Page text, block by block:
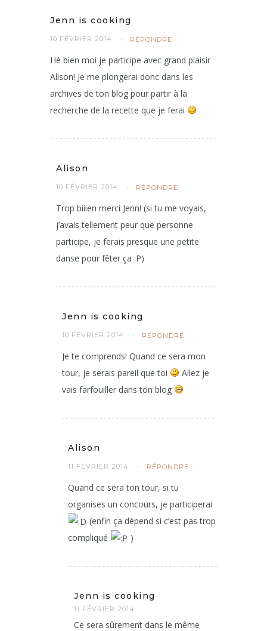
Jenn is cooking
10 FÉVRIER 2014 RÉPONDRE
Hé bien moi je participe avec grand plaisir
Alison! Je me plongerai donc dans les
archives de ton blog pour partir à la
recherche de la recette que je ferai
Alison
10 FÉVRIER 2014 RÉPONDRE
Trop biiien merci Jenn! (si tu me voyais,
j’avais tellement peur que personne
participe, je ferais presque une petite
danse pour fêter ça :P)
Jenn is cooking
10 FÉVRIER 2014 RÉPONDRE
Je te comprends! Quand ce sera mon
tour, je serais pareil que toi
Allez je
vais farfouiller dans ton blog
Alison
11 FÉVRIER 2014 RÉPONDRE
Quand ce sera ton tour, si tu
organises un concours, je participerai
(enfin ça dépend si c’est pas trop
compliqué
)
Jenn is cooking
11 FÉVRIER 2014
Ce sera sûrement dans le même